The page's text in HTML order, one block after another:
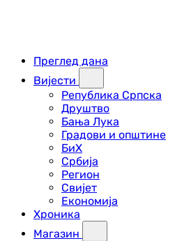
Преглед дана
Вијести
Република Српска
Друштво
Бања Лука
Градови и општине
БиХ
Србија
Регион
Свијет
Економија
Хроника
Магазин